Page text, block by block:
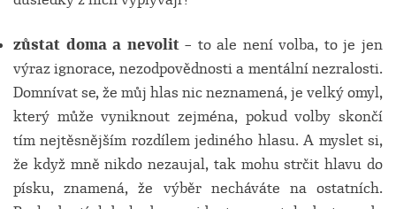
zůstat doma a nevolit– to ale není volba, to je jen
výraz ignorace, nezodpovědnosti a mentální nezralosti.
Domnívat se, že můj hlas nic neznamená, je velký omyl,
který může vyniknout zejména, pokud volby skončí
tím nejtěsnějším rozdílem jediného hlasu. A myslet si,
že když mně nikdo nezaujal, tak mohu strčit hlavu do
písku, znamená, že výběr necháváte na ostatních.